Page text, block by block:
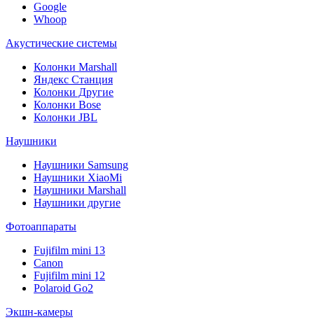
Google
Whoop
Акустические системы
Колонки Marshall
Яндекс Станция
Колонки Другие
Колонки Bose
Колонки JBL
Наушники
Наушники Samsung
Наушники XiaoMi
Наушники Marshall
Наушники другие
Фотоаппараты
Fujifilm mini 13
Canon
Fujifilm mini 12
Polaroid Go2
Экшн-камеры